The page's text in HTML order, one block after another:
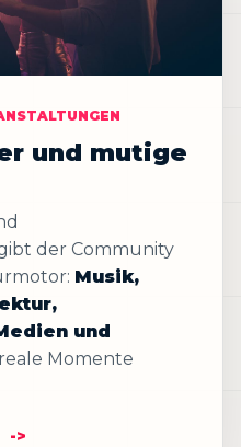
und mutige
der Community
Musik,
und
Momente